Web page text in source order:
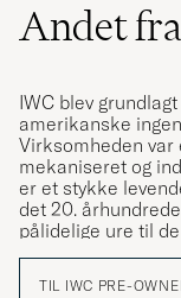
Andet
IWC blev
amerikanske
Virksomheden
mekaniseret og
er et stykke
det 20.
pålidelige ure til
skulle foretage.
TIL IWC PRE-